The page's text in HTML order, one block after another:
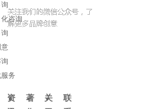
咨询
务
资
著
关
联